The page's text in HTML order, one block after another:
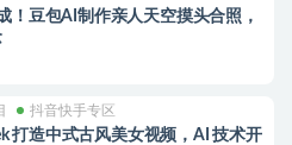
！豆包AI制作亲人天空摸头合照，
抖音快手专区
打造中式古风美女视频，AI 技术开